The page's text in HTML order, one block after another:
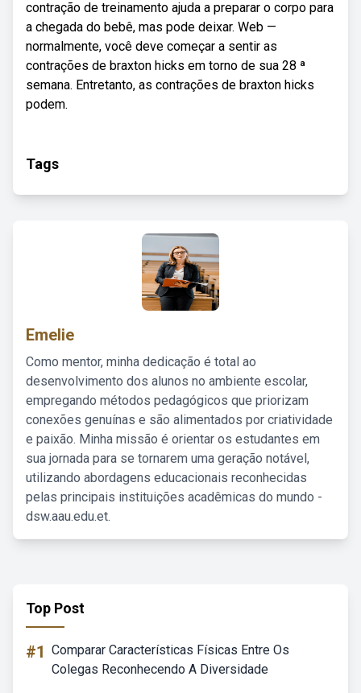
contração de treinamento ajuda a preparar o corpo para
a chegada do bebê, mas pode deixar. Web —
normalmente, você deve começar a sentir as
contrações de braxton hicks em torno de sua 28 ª
semana. Entretanto, as contrações de braxton hicks
podem.
Tags
Emelie
Como mentor, minha dedicação é total ao
desenvolvimento dos alunos no ambiente escolar,
empregando métodos pedagógicos que priorizam
conexões genuínas e são alimentados por criatividade
e paixão. Minha missão é orientar os estudantes em
sua jornada para se tornarem uma geração notável,
utilizando abordagens educacionais reconhecidas
pelas principais instituições acadêmicas do mundo -
dsw.aau.edu.et.
Top Post
#1 Comparar Características Físicas Entre Os
Colegas Reconhecendo A Diversidade